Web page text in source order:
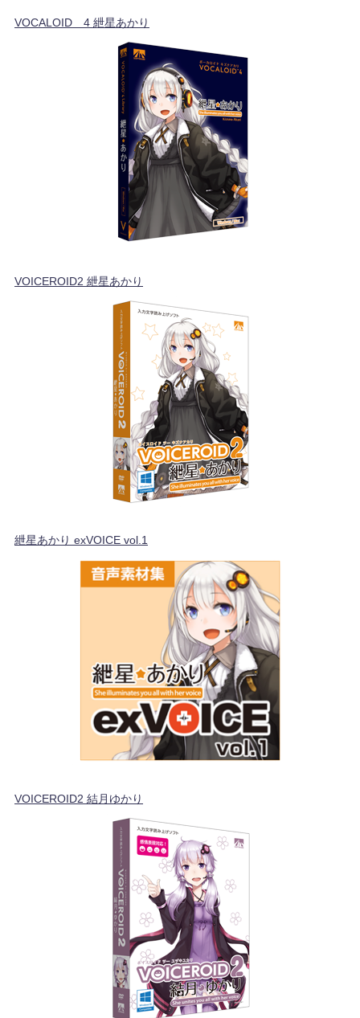
VOCALOID™4 紲星あかり
VOICEROID2 紲星あかり
紲星あかり exVOICE vol.1
VOICEROID2 結月ゆかり